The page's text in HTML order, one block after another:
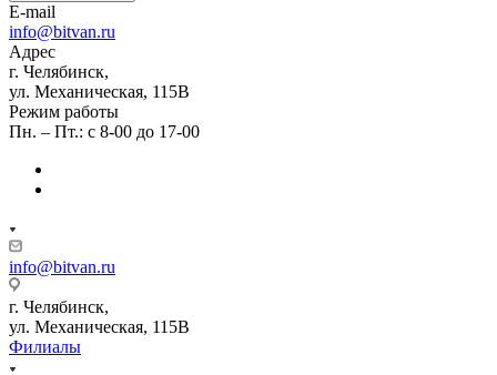
E-mail
info@bitvan.ru
Адрес
г. Челябинск,
ул. Механическая, 115В
Режим работы
Пн. – Пт.: с 8-00 до 17-00
info@bitvan.ru
г. Челябинск,
ул. Механическая, 115В
Филиалы